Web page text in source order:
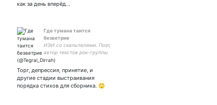
как за день вперёд…
Где тумана таится
безветрие
ИЭИ со скальпелями. Поэт,
автор текстов рок-группы
Планида, соавтор текстов
LesoStep'je. #LesoStepje
Торг, депрессия, принятие, и
другие стадии выстраивания
порядка стихов для сборника. 🙄